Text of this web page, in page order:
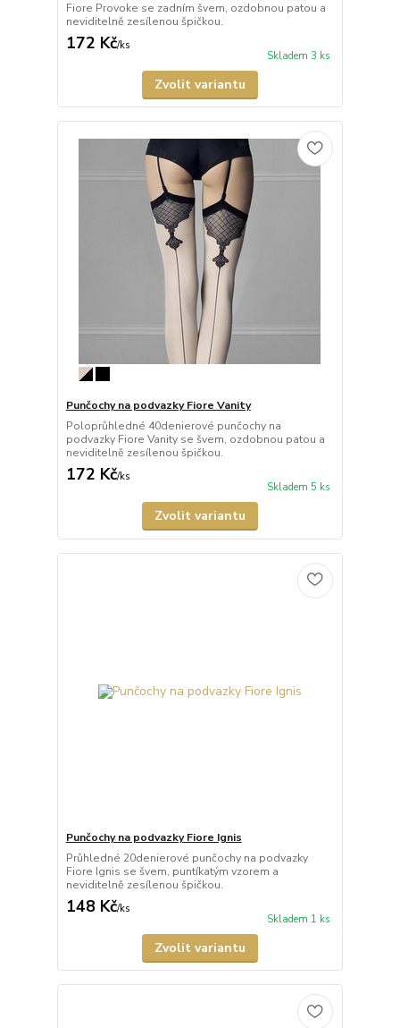
Fiore Provoke se zadním švem, ozdobnou patou a
neviditelně zesílenou špičkou.
172 Kč/ks
Skladem 3 ks
Zvolit variantu
Punčochy na podvazky Fiore Vanity
Poloprůhledné 40denierové punčochy na
podvazky Fiore Vanity se švem, ozdobnou patou a
neviditelně zesílenou špičkou.
172 Kč/ks
Skladem 5 ks
Zvolit variantu
Punčochy na podvazky Fiore Ignis
Průhledné 20denierové punčochy na podvazky
Fiore Ignis se švem, puntíkatým vzorem a
neviditelně zesílenou špičkou.
148 Kč/ks
Skladem 1 ks
Zvolit variantu